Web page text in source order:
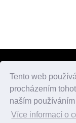
Tento web
procházením
naším
Více informací o